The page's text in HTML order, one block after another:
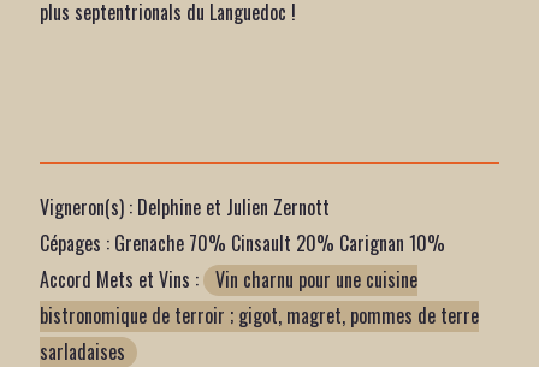
plus septentrionals du Languedoc !
Vigneron(s) : Delphine et Julien Zernott
Cépages : Grenache 70% Cinsault 20% Carignan 10%
Accord Mets et Vins : Vin charnu pour une cuisine
bistronomique de terroir ; gigot, magret, pommes de terre
sarladaises